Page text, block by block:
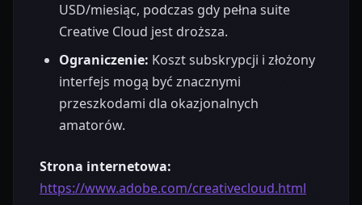
USD/miesiąc, podczas gdy pełna suite
Creative Cloud jest droższa.
Ograniczenie: Koszt subskrypcji i złożony
interfejs mogą być znacznymi
przeszkodami dla okazjonalnych
amatorów.
Strona internetowa:
https://www.adobe.com/creativecloud.html